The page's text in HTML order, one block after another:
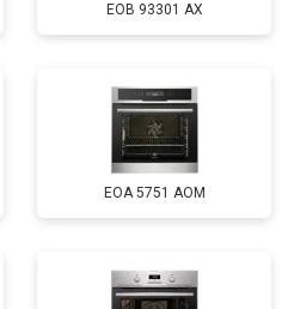
EOB 93301 AX
EOA 5751 AOM